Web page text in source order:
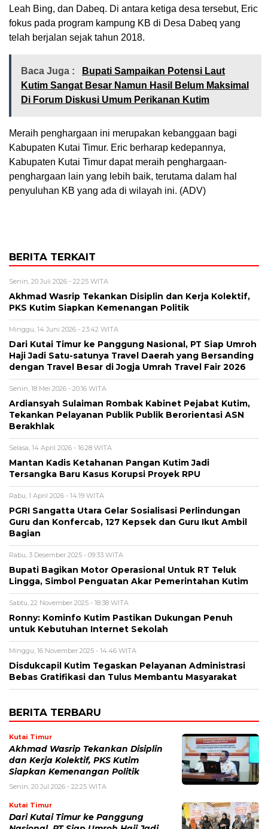
Leah Bing, dan Dabeq. Di antara ketiga desa tersebut, Eric
fokus pada program kampung KB di Desa Dabeq yang
telah berjalan sejak tahun 2018.
Baca Juga :
Bupati Sampaikan Potensi Laut
Kutim Sangat Besar Namun Hasil Belum Maksimal
Di Forum Diskusi Umum Perikanan Kutim
Meraih penghargaan ini merupakan kebanggaan bagi
Kabupaten Kutai Timur. Eric berharap kedepannya,
Kabupaten Kutai Timur dapat meraih penghargaan-
penghargaan lain yang lebih baik, terutama dalam hal
penyuluhan KB yang ada di wilayah ini. (ADV)
BERITA TERKAIT
Senin, 20 Juli 2026 - 22:25 WITA
Akhmad Wasrip Tekankan Disiplin dan Kerja Kolektif,
PKS Kutim Siapkan Kemenangan Politik
Minggu, 14 Juni 2026 - 23:42 WITA
Dari Kutai Timur ke Panggung Nasional, PT Siap Umroh
Haji Jadi Satu-satunya Travel Daerah yang Bersanding
dengan Travel Besar di Jogja Umrah Travel Fair 2026
Senin, 18 Mei 2026 - 20:16 WITA
Ardiansyah Sulaiman Rombak Kabinet Pejabat Kutim,
Tekankan Pelayanan Publik Publik Berorientasi ASN
Berakhlak
Selasa, 14 April 2026 - 16:28 WITA
Mantan Kadis Ketahanan Pangan Kutim Jadi
Tersangka Baru Kasus Korupsi Proyek RPU
Rabu, 1 April 2026 - 14:19 WITA
PGRI Sangatta Utara Gelar Sosialisasi Perlindungan
Guru dan Konfercab, 127 Kepsek dan Guru Ikut Ambil
Bagian
Rabu, 3 Desember 2025 - 09:33 WITA
Bupati Bagikan Motor Operasional Untuk RT Teluk
Lingga, Simbol Penguatan Akar Pemerintahan Kutim
Sabtu, 22 November 2025 - 18:38 WITA
Ronny: Kominfo Kutim Pastikan Dukungan Penuh
untuk Kebutuhan Internet Sekolah
Minggu, 16 November 2025 - 14:46 WITA
Disdukcapil Kutim Tegaskan Pelayanan Administrasi
Bebas Gratifikasi dan Tulus Membantu Masyarakat
BERITA TERBARU
Kutai Timur
Akhmad Wasrip Tekankan Disiplin
dan Kerja Kolektif, PKS Kutim
Siapkan Kemenangan Politik
Senin, 20 Jul 2026 - 22:25 WITA
Kutai Timur
Dari Kutai Timur ke Panggung